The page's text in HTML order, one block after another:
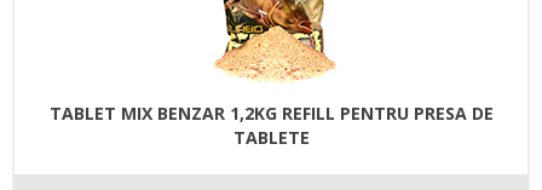
TABLET MIX BENZAR 1,2KG REFILL PENTRU PRESA DE
TABLETE